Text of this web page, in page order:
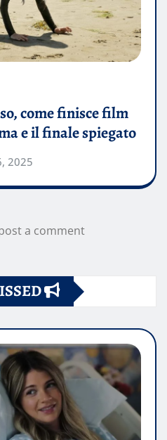
come finisce film
e il finale spiegato
2025
a comment